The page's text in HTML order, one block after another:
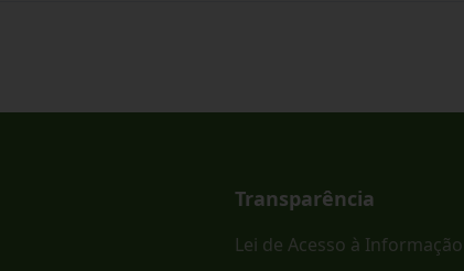
Transparência
Lei de Acesso à Informação